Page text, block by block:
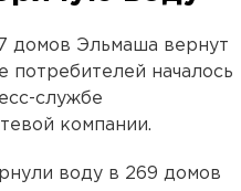
домов Эльмаша вернут
потребителей началось
службе
компании.
воду в 269 домов